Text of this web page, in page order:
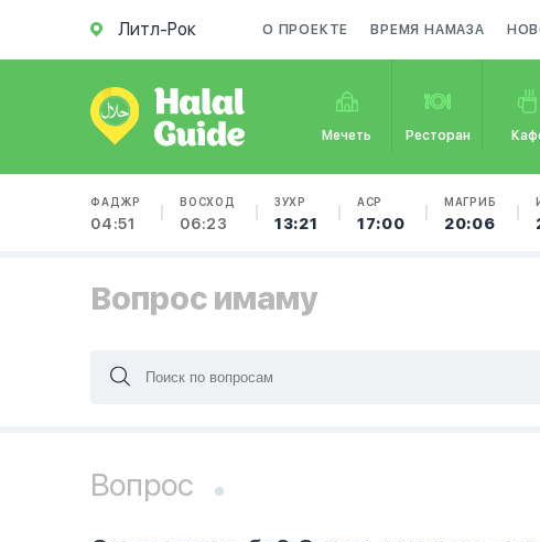
Литл-Рок О ПРОЕКТЕ ВРЕМЯ НАМАЗА
Мечеть Ресторан
ФАДЖР
04:51
ВОСХОД
06:23
ЗУХР
13:21
АСР
17:00
МАГРИБ
20:06
Вопрос имаму
Вопрос